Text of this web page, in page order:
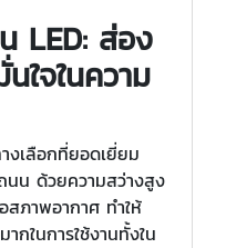
LED: ส่อง
ใจในความ
งเลือกที่ยอดเยี่ยม
นน ด้วยความสว่างสูง
ภาพอากาศ ทำให้
กในการใช้งานทั้งใน